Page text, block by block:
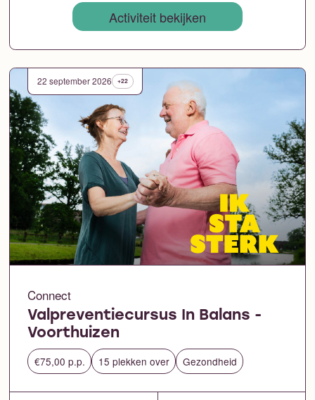
Activiteit bekijken
22 september 2026 +22
Connect
Valpreventiecursus In Balans -
Voorthuizen
€75,00 p.p. 15 plekken over Gezondheid